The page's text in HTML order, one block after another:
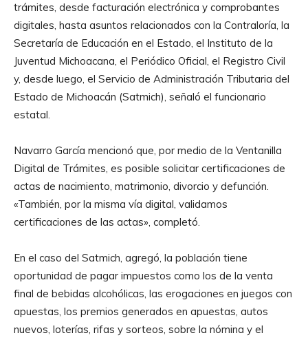
trámites, desde facturación electrónica y comprobantes
digitales, hasta asuntos relacionados con la Contraloría, la
Secretaría de Educación en el Estado, el Instituto de la
Juventud Michoacana, el Periódico Oficial, el Registro Civil
y, desde luego, el Servicio de Administración Tributaria del
Estado de Michoacán (Satmich), señaló el funcionario
estatal.
Navarro García mencionó que, por medio de la Ventanilla
Digital de Trámites, es posible solicitar certificaciones de
actas de nacimiento, matrimonio, divorcio y defunción.
«También, por la misma vía digital, validamos
certificaciones de las actas», completó.
En el caso del Satmich, agregó, la población tiene
oportunidad de pagar impuestos como los de la venta
final de bebidas alcohólicas, las erogaciones en juegos con
apuestas, los premios generados en apuestas, autos
nuevos, loterías, rifas y sorteos, sobre la nómina y el